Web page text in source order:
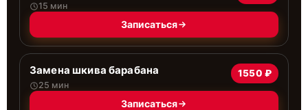
15 мин
Записаться
Замена шкива барабана
25 мин
1550 ₽
Записаться